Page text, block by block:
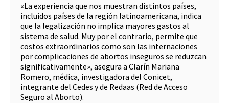
«La experiencia que nos muestran distintos países,
incluidos países de la región latinoamericana, indica
que la legalización no implica mayores gastos al
sistema de salud. Muy por el contrario, permite que
costos extraordinarios como son las internaciones
por complicaciones de abortos inseguros se reduzcan
significativamente», asegura a Clarín Mariana
Romero, médica, investigadora del Conicet,
integrante del Cedes y de Redaas (Red de Acceso
Seguro al Aborto).